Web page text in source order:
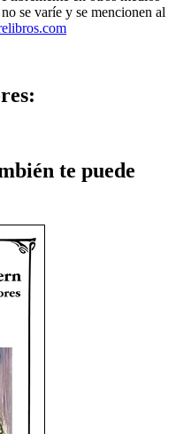
se varíe y se mencionen al
te puede